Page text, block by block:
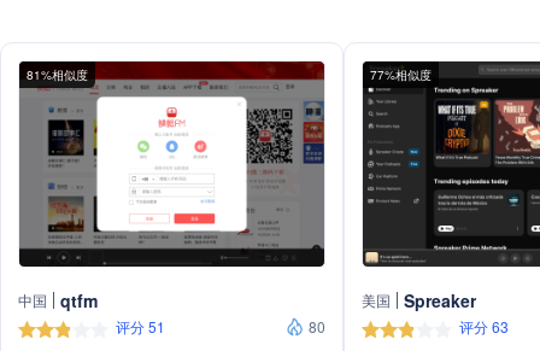
81%相似度
中国 qtfm
评分 51
80
77%相似度
美国 Spreaker
评分 63